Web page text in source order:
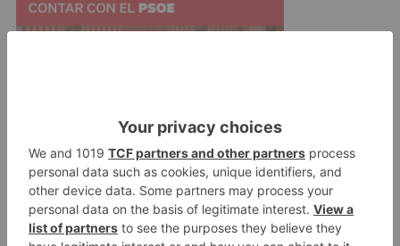
A medida que avance el proyecto, residirán en
un único espacio próximo a los yacimientos,
donde la comunidad científica y la ciudadanía